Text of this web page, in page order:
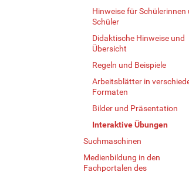
Hinweise für Schülerinnen
Schüler
Didaktische Hinweise und
Übersicht
Regeln und Beispiele
Arbeitsblätter in
Formaten
Bilder und Präsentation
Interaktive Übungen
Suchmaschinen
Medienbildung in den
Fachportalen des